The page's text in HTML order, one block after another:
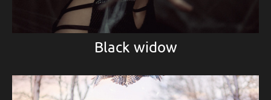
Black widow